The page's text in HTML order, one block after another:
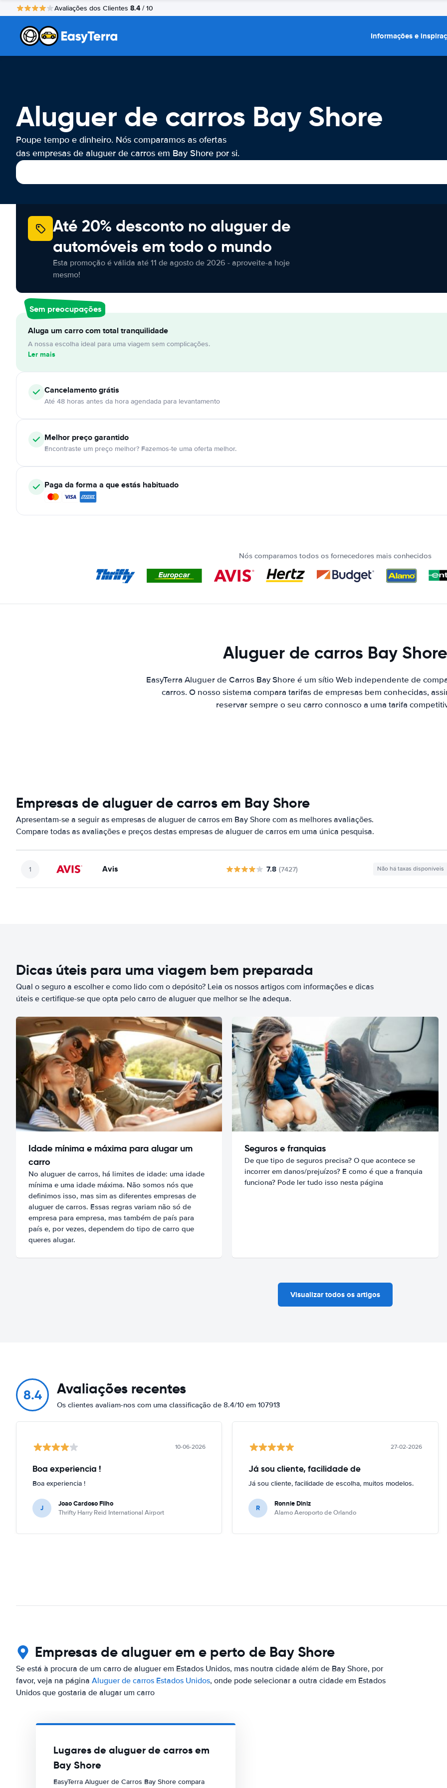
Avaliações dos Clientes 8.4 / 10
Informações e
Aluguer de carros Bay Shore
Poupe tempo e dinheiro. Nós comparamos as ofertas
das empresas de aluguer de carros em Bay Shore por si.
Até 20% desconto no aluguer de
automóveis em todo o mundo
Esta promoção é válida até 11 de agosto de 2026 - aproveite-a hoje
mesmo!
Sem preocupações
Aluga um carro com total tranquilidade
A nossa escolha ideal para uma viagem sem complicações.
Ler mais
Cancelamentográtis
Até 48 horas antes da hora agendada para levantamento
Melhor preço garantido
Encontraste um preço melhor? Fazemos-te uma oferta melhor.
Paga da forma a que estás habituado
Nós comparamos todos os fornecedores mais conhecidos
Aluguer de carros Bay Shore
EasyTerra Aluguer de Carros Bay Shore é um sítio Web independente de
carros. O nosso sistema compara tarifas de empresas bem conhecidas,
reservar sempre o seu carro connosco a uma tarifa
Empresas de aluguer de carros em Bay Shore
Apresentam-se a seguir as empresas de aluguer de carros em Bay Shore com as melhores avaliações.
Compare todas as avaliações e preços destas empresas de aluguer de carros em uma única pesquisa.
Avis 7.8 (7427) Não há taxas disponíveis
Dicas úteis para uma viagem bem preparada
Qual o seguro a escolher e como lido com o depósito? Leia os nossos artigos com informações e dicas
úteis e certifique-se que opta pelo carro de aluguer que melhor se lhe adequa.
Idade mínima e máxima para alugar um
carro
No aluguer de carros, há limites de idade: uma idade
mínima e uma idade máxima. Não somos nós que
definimos isso, mas sim as diferentes empresas de
aluguer de carros. Essas regras variam não só de
empresa para empresa, mas também de país para
país e, por vezes, dependem do tipo de carro que
queres alugar.
Seguros e franquias
De que tipo de seguros precisa? O que acontece se
incorrer em danos/prejuízos? E como é que a franquia
funciona? Pode ler tudo isso nesta página
Visualizar todos os artigos
8.4 Avaliações recentes
Os clientes avaliam-nos com uma classificação de 8.4/10 em 107913
10-06-2026
Boa experiencia !
Boa experiencia !
J Joao Cardoso Filho
Thrifty Harry Reid International Airport
27-02-2026
Já sou cliente, facilidade de
Já sou cliente, facilidade de escolha, muitos modelos.
R Ronnie Diniz
Alamo Aeroporto de Orlando
Empresas de aluguer em e perto de Bay Shore
Se está à procura de um carro de aluguer em Estados Unidos, mas noutra cidade além de Bay Shore, por
favor, veja na página Aluguer de carros Estados Unidos, onde pode selecionar a outra cidade em Estados
Unidos que gostaria de alugar um carro
Lugares de aluguer de carros em
Bay Shore
EasyTerra Aluguer de Carros Bay Shore compara